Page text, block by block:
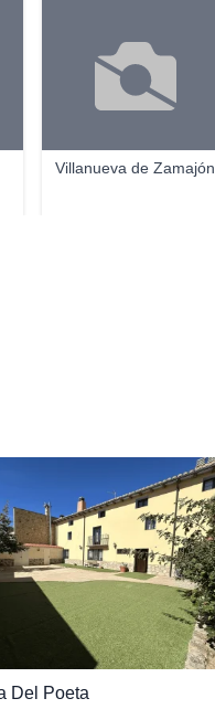
Villanueva de Zamajón
Del Poeta